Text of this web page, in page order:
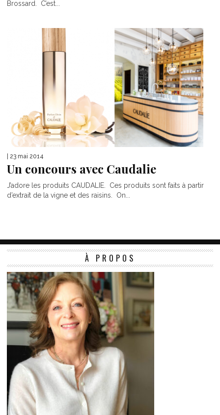
Brossard. C’est...
| 23 mai 2014
Un concours avec Caudalie
J’adore les produits CAUDALIE. Ces produits sont faits à partir
d’extrait de la vigne et des raisins. On...
À PROPOS